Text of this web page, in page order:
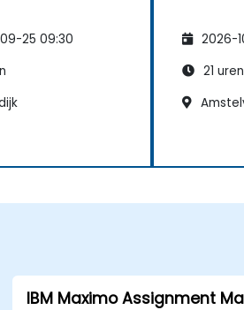
25 09:30
2026-
21 uren
IBM Maximo Assignment